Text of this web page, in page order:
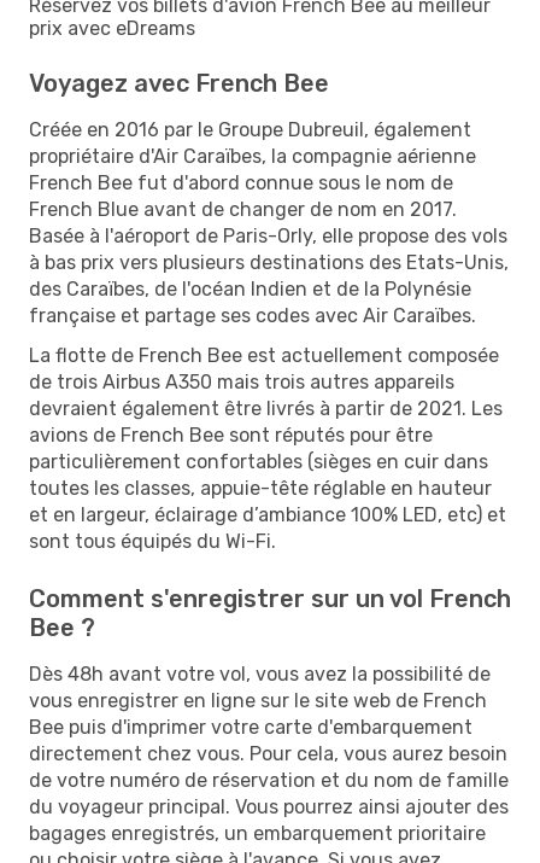
Réservez vos billets d'avion French Bee au meilleur
prix avec eDreams
Voyagez avec French Bee
Créée en 2016 par le Groupe Dubreuil, également
propriétaire d'Air Caraïbes, la compagnie aérienne
French Bee fut d'abord connue sous le nom de
French Blue avant de changer de nom en 2017.
Basée à l'aéroport de Paris-Orly, elle propose des vols
à bas prix vers plusieurs destinations des Etats-Unis,
des Caraïbes, de l'océan Indien et de la Polynésie
française et partage ses codes avec Air Caraïbes.
La flotte de French Bee est actuellement composée
de trois Airbus A350 mais trois autres appareils
devraient également être livrés à partir de 2021. Les
avions de French Bee sont réputés pour être
particulièrement confortables (sièges en cuir dans
toutes les classes, appuie-tête réglable en hauteur
et en largeur, éclairage d’ambiance 100% LED, etc) et
sont tous équipés du Wi-Fi.
Comment s'enregistrer sur un vol French
Bee ?
Dès 48h avant votre vol, vous avez la possibilité de
vous enregistrer en ligne sur le site web de French
Bee puis d'imprimer votre carte d'embarquement
directement chez vous. Pour cela, vous aurez besoin
de votre numéro de réservation et du nom de famille
du voyageur principal. Vous pourrez ainsi ajouter des
bagages enregistrés, un embarquement prioritaire